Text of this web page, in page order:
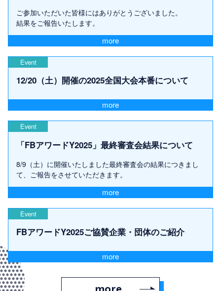
ご参加いただいた皆様にはありがとうございました。
結果をご報告いたします。
more
Event
12/20（土）開催の2025全国大会本番について
more
Event
「FBアワードY2025」最終審査会結果について
8/9（土）に開催いたしました最終審査会の結果につきまし
て、ご報告をさせていただきます。
more
Event
FBアワードY2025ご協賛企業・団体のご紹介
more